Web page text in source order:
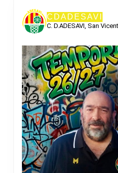
CDADESAVI
C. D.ADESAVI, San